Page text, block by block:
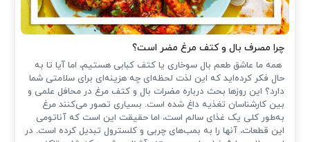
چرا مصرف بال و کتف مرغ مضر است؟
همه ما عاشق طعم بال سوخاری یا کتف کبابی هستیم، اما آیا تا به
حال فکر کرده‌اید که این لذت لحظه‌ای چه هزینه‌ای برای سلامتی شما
دارد؟ این روزها بحث درباره مضرات بال و کتف مرغ در محافل علمی و
بین کارشناسان تغذیه داغ شده است. بسیاری تصور می‌کنند مرغ
به‌طور کلی یک غذای سالم است، اما حقیقت این است که آناتومی
این قطعات، آنها را به بمب‌های چربی و کلسترول تبدیل کرده است. در